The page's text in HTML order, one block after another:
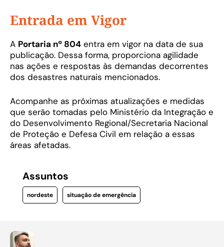
Entrada em Vigor
A Portaria nº 804 entra em vigor na data de sua
publicação. Dessa forma, proporciona agilidade
nas ações e respostas às demandas decorrentes
dos desastres naturais mencionados.
Acompanhe as próximas atualizações e medidas
que serão tomadas pelo Ministério da Integração e
do Desenvolvimento Regional/Secretaria Nacional
de Proteção e Defesa Civil em relação a essas
áreas afetadas.
Assuntos
nordeste situação de emergência